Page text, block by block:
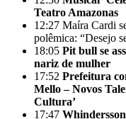
Teatro Amazonas
12:27 Maíra Cardi
polêmica: “Desejo
18:05 Pit bull se
nariz de mulher
17:52 Prefeitura
Mello – Novos
Cultura’
17:47